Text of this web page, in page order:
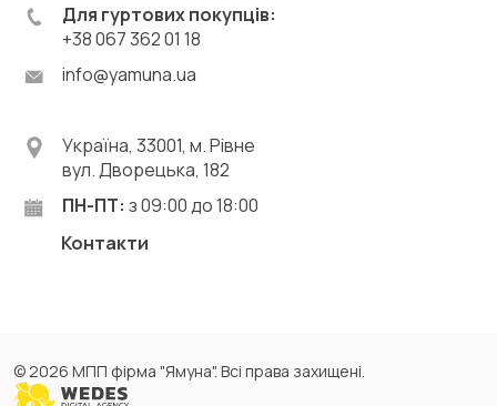
Для гуртових покупців:
+38 067 362 01 18
info@yamuna.ua
Україна, 33001, м. Рівне
вул. Дворецька, 182
ПН-ПТ: з 09:00 до 18:00
Контакти
© 2026 МПП фірма "Ямуна". Всі права захищені.